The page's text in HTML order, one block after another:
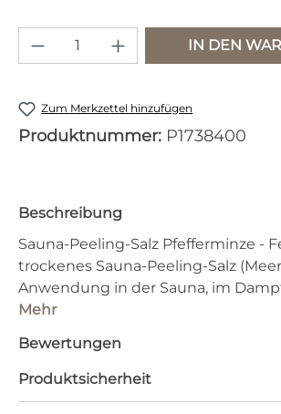
Produkt Anzahl: Gib
IN DEN
Zum Merkzettel hinzufügen
Produktnummer: P1738400
Beschreibung
Sauna-Peeling-Salz Pfefferminze -
trockenes Sauna-Peeling-Salz
Anwendung in der Sauna, im
Mehr
Bewertungen
Produktsicherheit